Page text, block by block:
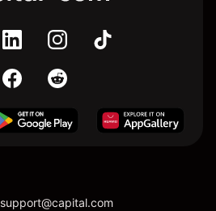
support@capital.com